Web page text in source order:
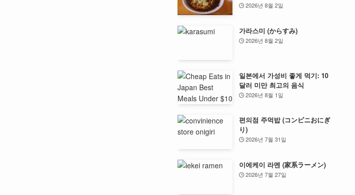
2026년 8월 2일
가라스미 (からすみ)
2026년 8월 2일
일본에서 가성비 좋게 먹기: 10
달러 미만 최고의 음식
2026년 8월 1일
편의점 주먹밥 (コンビニおにぎ
り)
2026년 7월 31일
이에케이 라멘 (家系ラーメン)
2026년 7월 27일